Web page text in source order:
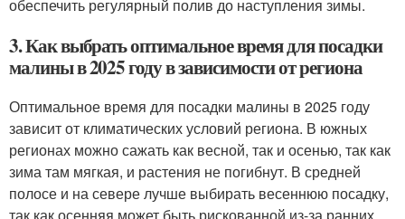
обеспечить регулярный полив до наступления зимы.
3. Как выбрать оптимальное время для посадки
малины в 2025 году в зависимости от региона
Оптимальное время для посадки малины в 2025 году
зависит от климатических условий региона. В южных
регионах можно сажать как весной, так и осенью, так как
зима там мягкая, и растения не погибнут. В средней
полосе и на севере лучше выбирать весеннюю посадку,